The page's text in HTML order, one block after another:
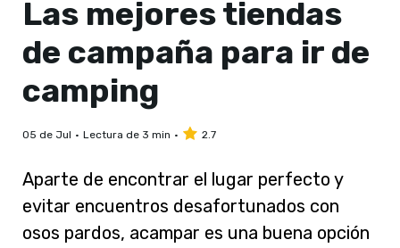
Las mejores tiendas
de campaña para ir de
camping
05 de Jul Lectura de 3 min 2.7
Aparte de encontrar el lugar perfecto y
evitar encuentros desafortunados con
osos pardos, acampar es una buena opción